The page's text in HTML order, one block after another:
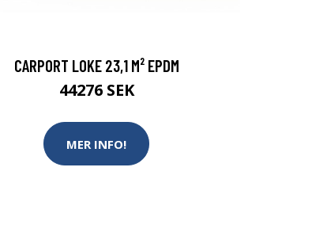
CARPORT LOKE 23,1 M² EPDM
44276 SEK
MER INFO!